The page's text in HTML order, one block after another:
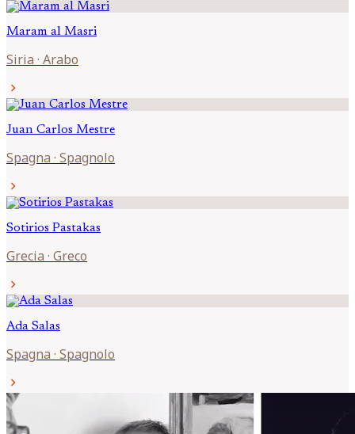
Maram al Masri
Siria · Arabo
chevron_right
Juan Carlos Mestre
Spagna · Spagnolo
chevron_right
Sotirios Pastakas
Grecia · Greco
chevron_right
Ada Salas
Spagna · Spagnolo
chevron_right